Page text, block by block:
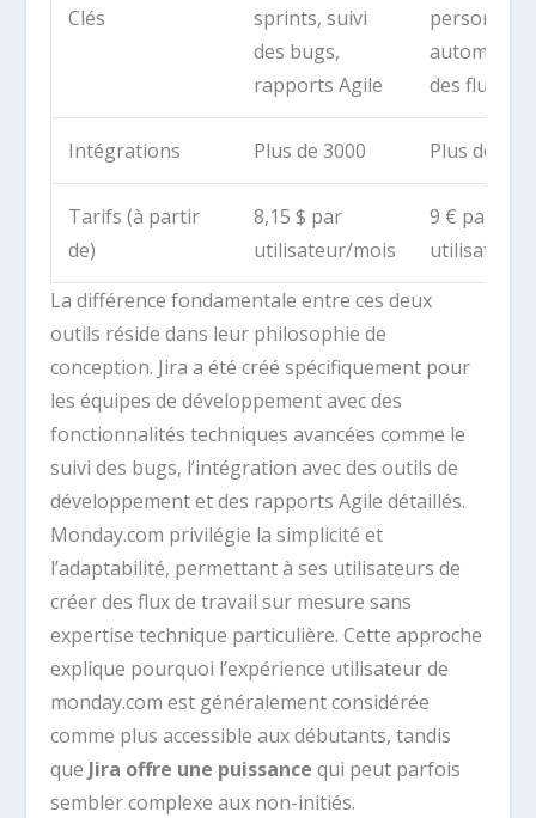
Clés
sprints, suivi
des bugs,
rapports Agile
des flux
Intégrations Plus de 3000 Plus de 200
Tarifs (à partir
de)
8,15 $ par
utilisateur/mois
9 € par
utilisateur/
La différence fondamentale entre ces deux
outils réside dans leur philosophie de
conception. Jira a été créé spécifiquement pour
les équipes de développement avec des
fonctionnalités techniques avancées comme le
suivi des bugs, l’intégration avec des outils de
développement et des rapports Agile détaillés.
Monday.com privilégie la simplicité et
l’adaptabilité, permettant à ses utilisateurs de
créer des flux de travail sur mesure sans
expertise technique particulière. Cette approche
explique pourquoi l’expérience utilisateur de
monday.com est généralement considérée
comme plus accessible aux débutants, tandis
que Jira offre une puissance qui peut parfois
sembler complexe aux non-initiés.